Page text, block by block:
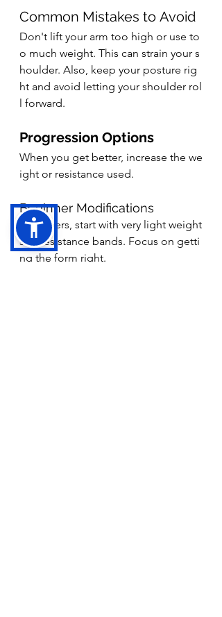
Common Mistakes to Avoid
Don't lift your arm too high or use to
o much weight. This can strain your s
houlder. Also, keep your posture rig
ht and avoid letting your shoulder rol
l forward.
Progression Options
When you get better, increase the we
ight or resistance used.
Beginner Modifications
Beginners, start with very light weight
s or resistance bands. Focus on getti
ng the form right.